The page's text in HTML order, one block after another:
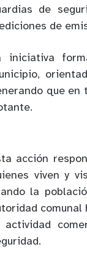
de
de
iniciativa
que en
acción
viven y
la
actividad